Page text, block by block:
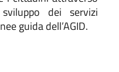
dei servizi
guida dell’AGID.